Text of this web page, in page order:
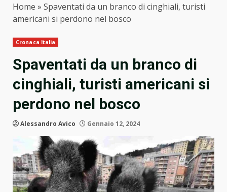
Home » Spaventati da un branco di cinghiali, turisti
americani si perdono nel bosco
Cronaca Italia
Spaventati da un branco di
cinghiali, turisti americani si
perdono nel bosco
Alessandro Avico Gennaio 12, 2024